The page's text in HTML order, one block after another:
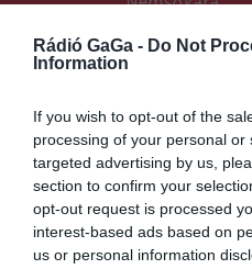
Rádió GaGa - Do Not
Information
If you wish to opt-out of the
processing of your personal
targeted advertising by us,
section to confirm your
opt-out request is processed
interest-based ads based on
us or personal information
Brassói
Magyar
Ez is